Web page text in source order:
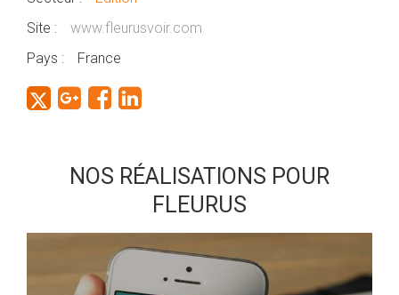
Site :
www.fleurusvoir.com
Pays :
France
NOS RÉALISATIONS POUR
FLEURUS